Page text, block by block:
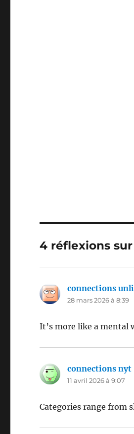
4 réflexions sur
connections
28 mars 2026 à 8:39
It’s more like a mental
connections nyt
11 avril 2026 à 9:07
Categories range from